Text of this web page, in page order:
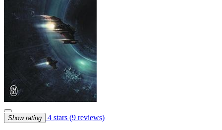
Show rating 4 stars (9 reviews)